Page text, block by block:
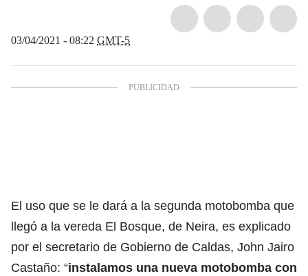
03/04/2021 - 08:22 GMT-5
El uso que se le dará a la segunda motobomba que
llegó a la vereda El Bosque, de Neira, es explicado
por el secretario de Gobierno de Caldas, John Jairo
Castaño: “instalamos una nueva motobomba con